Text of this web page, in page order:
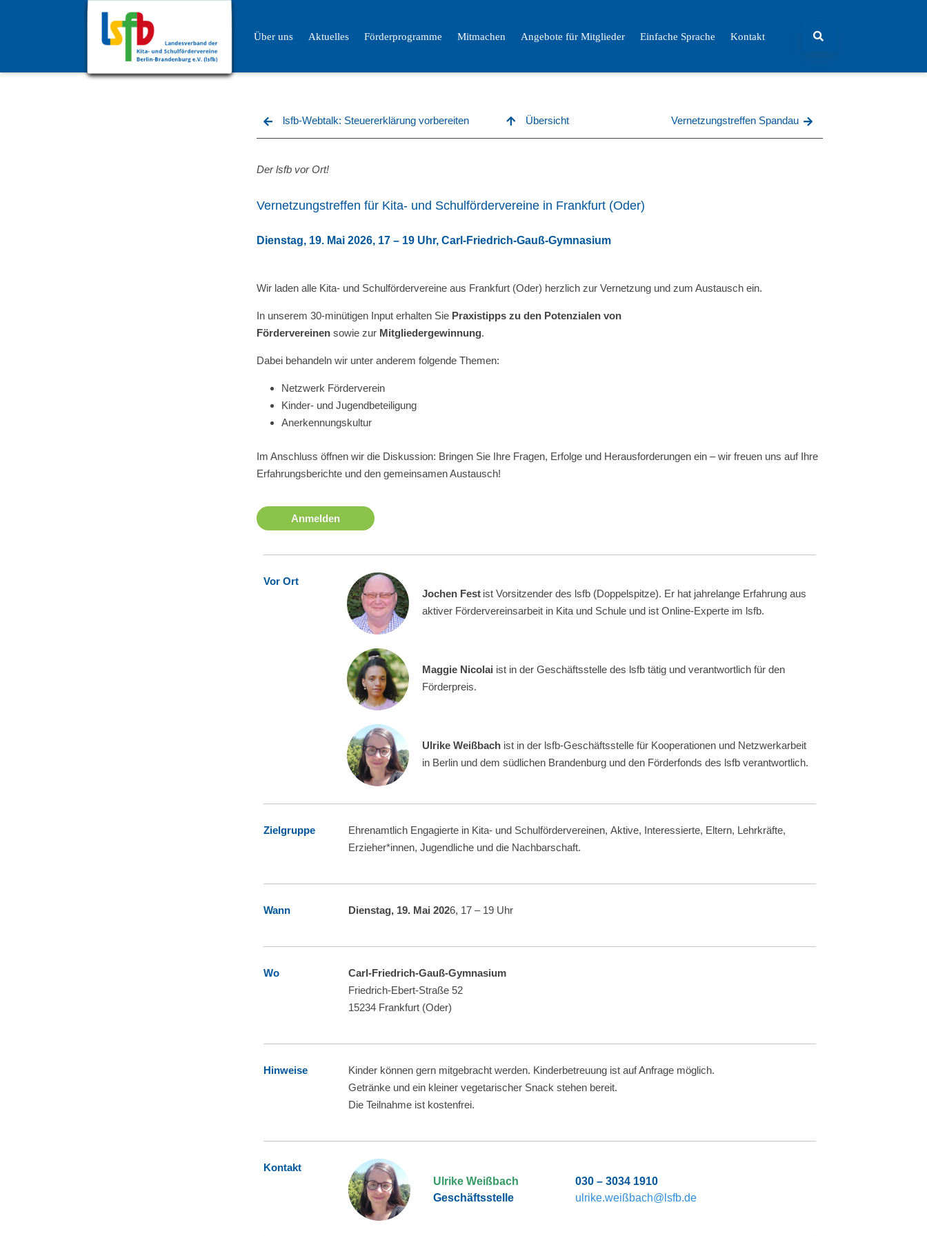
Über uns Aktuelles Förderprogramme Mitmachen Angebote für Mitglieder Einfache Sprache Kontakt
lsfb-Webtalk: Steuererklärung vorbereiten Übersicht Vernetzungstreffen Spandau
Der lsfb vor Ort!
Vernetzungstreffen für Kita- und Schulfördervereine in Frankfurt (Oder)
Dienstag, 19. Mai 2026, 17 – 19 Uhr, Carl-Friedrich-Gauß-Gymnasium
Wir laden alle Kita- und Schulfördervereine aus Frankfurt (Oder) herzlich zur Vernetzung und zum Austausch ein.
In unserem 30-minütigen Input erhalten Sie Praxistipps zu den Potenzialen von
Fördervereinensowie zur Mitgliedergewinnung.
Dabei behandeln wir unter anderem folgende Themen:
Netzwerk Förderverein
Kinder- und Jugendbeteiligung
Anerkennungskultur
Im Anschluss öffnen wir die Diskussion: Bringen Sie Ihre Fragen, Erfolge und Herausforderungen ein – wir freuen uns auf Ihre
Erfahrungsberichte und den gemeinsamen Austausch!
Anmelden
Vor Ort
Jochen Festist Vorsitzender des lsfb (Doppelspitze). Er hat jahrelange Erfahrung aus
aktiver Fördervereinsarbeit in Kita und Schule und ist Online-Experte im lsfb.
Maggie Nicolai ist in der Geschäftsstelle des lsfb tätig und verantwortlich für den
Förderpreis.
Ulrike Weißbachist in der lsfb-Geschäftsstelle für Kooperationen und Netzwerkarbeit
in Berlin und dem südlichen Brandenburg und den Förderfonds des lsfb verantwortlich.
Zielgruppe
Ehrenamtlich Engagierte in Kita- und Schulfördervereinen, Aktive, Interessierte, Eltern, Lehrkräfte,
Erzieher*innen, Jugendliche und die Nachbarschaft.
Wann Dienstag, 19. Mai 2026, 17 – 19 Uhr
Wo
Carl-Friedrich-Gauß-Gymnasium
Friedrich-Ebert-Straße 52
15234 Frankfurt (Oder)
Hinweise
Kinder können gern mitgebracht werden. Kinderbetreuung ist auf Anfrage möglich.
Getränke und ein kleiner vegetarischer Snack stehen bereit.
Die Teilnahme ist kostenfrei.
Kontakt
Ulrike Weißbach
Geschäftsstelle
030 – 3034 1910
ulrike.weißbach@lsfb.de